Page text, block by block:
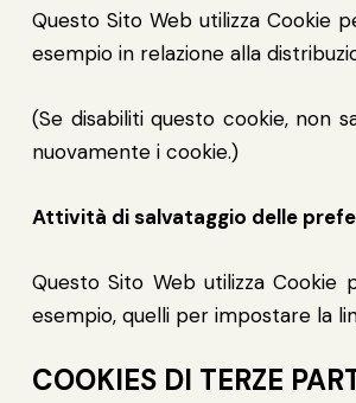
Questo Sito Web utilizza Cookie
esempio in relazione alla
(Se disabiliti questo cookie, non
nuovamente i cookie.)
Attività di salvataggio delle
Questo Sito Web utilizza Cookie
esempio, quelli per impostare la
COOKIES DI TERZE